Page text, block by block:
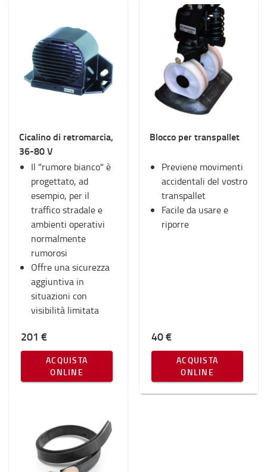
Cicalino di retromarcia,
36-80 V
Il "rumore bianco" è
progettato, ad
esempio, per il
traffico stradale e
ambienti operativi
normalmente
rumorosi
Offre una sicurezza
aggiuntiva in
situazioni con
visibilità limitata
201 €
ACQUISTA
ONLINE
Blocco per transpallet
Previene movimenti
accidentali del vostro
transpallet
Facile da usare e
riporre
40 €
ACQUISTA
ONLINE